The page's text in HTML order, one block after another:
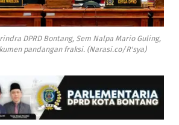
DPRD Bontang, Sem Nalpa Mario Guling,
pandangan fraksi. (Narasi.co/R'sya)